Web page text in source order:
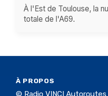
­À l'Est de Toulouse, la
totale de l'A69.
À PROPOS